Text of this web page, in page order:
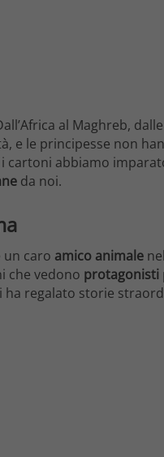
al Maghreb,
e le principesse non
abbiamo
da noi.
un caro amico animale
che vedono protagonisti
regalato storie